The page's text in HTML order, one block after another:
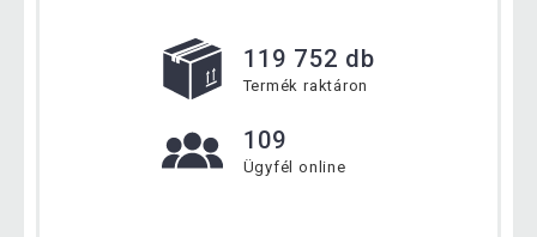
119 752 db
Termék raktáron
109
Ügyfél online